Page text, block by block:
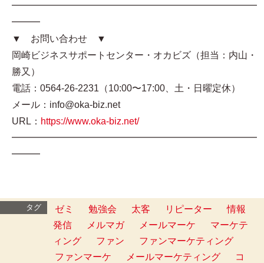
━━━━━━━━━━━━━━━━━━━━━━━━━━
━━━
▼ お問い合わせ ▼
岡崎ビジネスサポートセンター・オカビズ（担当：内山・
勝又）
電話：0564-26-2231（10:00〜17:00、土・日曜定休）
メール：info@oka-biz.net
URL： https://www.oka-biz.net/
━━━━━━━━━━━━━━━━━━━━━━━━━━
━━━
タグ ゼミ 勉強会 太客 リピーター
情報
発信
メルマガ メールマーケ
マーケテ
ィング
ファン
ファンマーケティング
ファンマーケ
メールマーケティング
コ